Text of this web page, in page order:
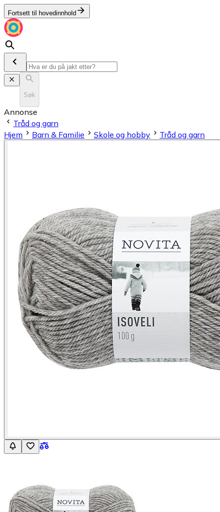
Fortsett til hovedinnhold
Søk
Annonse
Tråd og garn
Hjem
Barn & Familie Skole og hobby Tråd og garn